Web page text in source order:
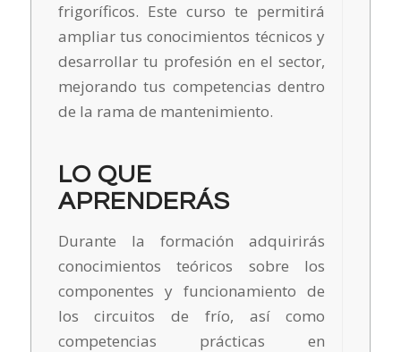
frigoríficos. Este curso te permitirá
ampliar tus conocimientos técnicos y
desarrollar tu profesión en el sector,
mejorando tus competencias dentro
de la rama de mantenimiento.
LO QUE
APRENDERÁS
Durante la formación adquirirás
conocimientos teóricos sobre los
componentes y funcionamiento de
los circuitos de frío, así como
competencias prácticas en